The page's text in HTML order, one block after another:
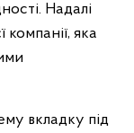
Надалі
яка
вкладку під